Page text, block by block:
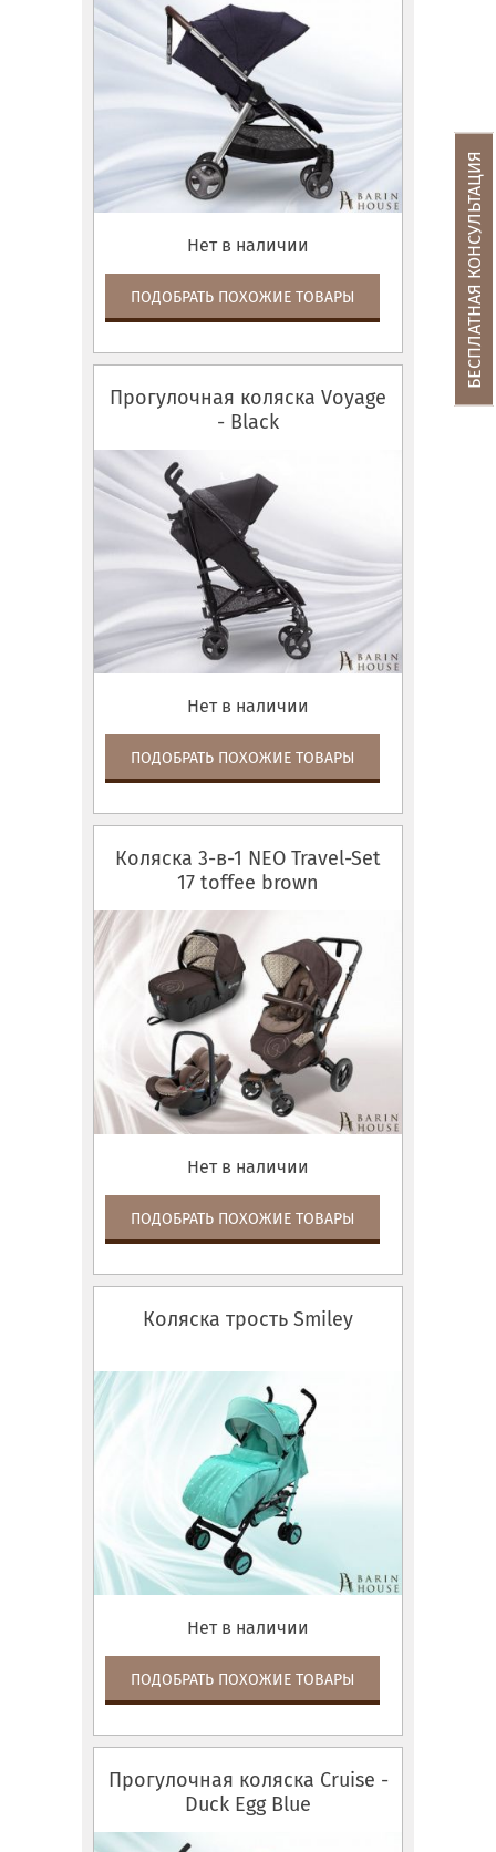
Нет в наличии
ПОДОБРАТЬ ПОХОЖИЕ ТОВАРЫ
Прогулочная коляска Voyage
- Black
Нет в наличии
ПОДОБРАТЬ ПОХОЖИЕ ТОВАРЫ
Коляска 3-в-1 NEO Travel-Set
17 toffee brown
Нет в наличии
ПОДОБРАТЬ ПОХОЖИЕ ТОВАРЫ
Коляска трость Smiley
Нет в наличии
ПОДОБРАТЬ ПОХОЖИЕ ТОВАРЫ
Прогулочная коляска Cruise -
Duck Egg Blue
БЕСПЛАТНАЯ КОНСУЛЬТАЦИЯ